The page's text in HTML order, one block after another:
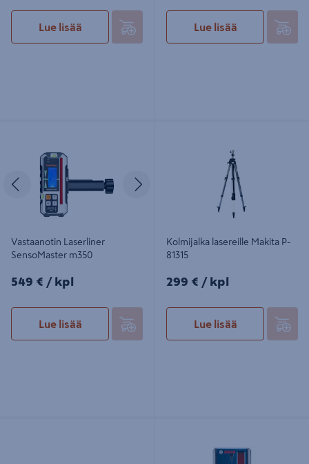
Lue lisää Lue lisää
Edellinen
Vastaanotin Laserliner
SensoMaster m350
549€/kpl
549 € / kpl
Lue lisää
Kolmijalka lasereille Makita P-
81315
299€/kpl
299 € / kpl
Lue lisää